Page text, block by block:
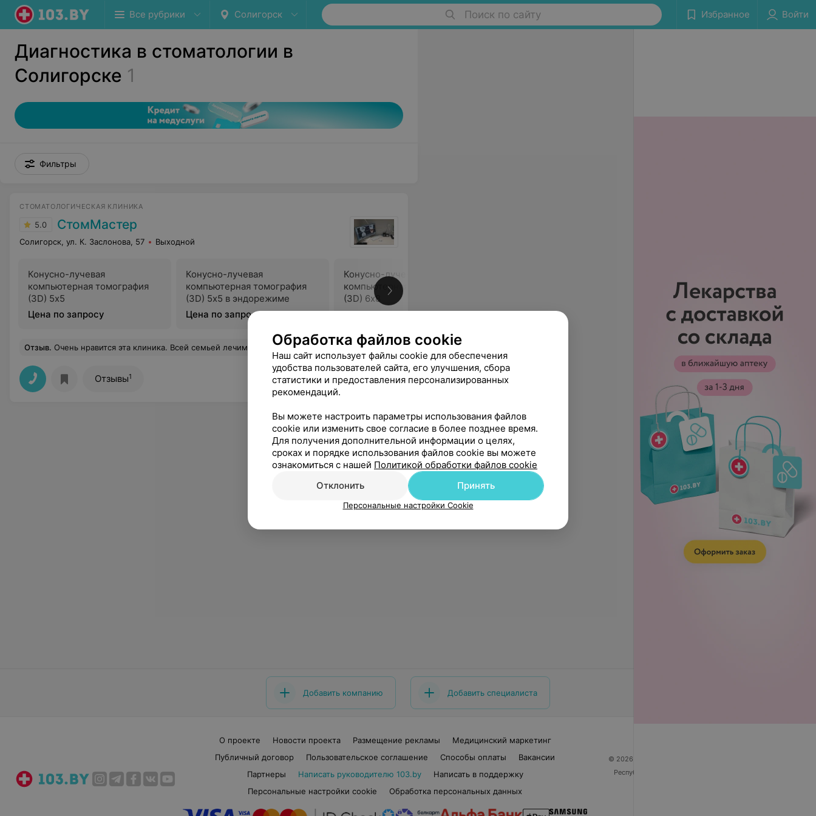
Все рубрики Солигорск Поиск по сайту Избранное Войти
Диагностика в стоматологии в
Солигорске 1
Фильтры
СТОМАТОЛОГИЧЕСКАЯ КЛИНИКА
5.0 СтомМастер
Солигорск, ул. К. Заслонова, 57 Выходной
Конусно-лучевая
компьютерная томография
(3D) 5х5
Цена по запросу
Конусно-лучевая
компьютерная томография
(3D) 5х5 в эндорежиме
Цена по запросу
Конусно-лучевая
компьютерная томография
(3D) 6х8
Цена по запросу
Цена по запросу
компьютерная томография
(3D) 8х8
Цена по запросу
Отзыв. Очень нравится эта клиника. Всей семьей лечим зубки только в ней. Весь персонал знает толк в своей работе. Всегда готовы выслушать и решить любую проблему. В сравнении с другими клиниками очень демократичные цены. Индивидуальный подход к каждому клиенту. Всем рекомендую. Еще
Отзывы1
Добавить компанию Добавить специалиста
О проекте Новости проекта Размещение рекламы
Медицинский маркетинг
Публичный договор
Пользовательское соглашение Способы оплаты
Вакансии
Партнеры
Написать руководителю 103.by
Написать в поддержку
Персональные настройки cookie
Обработка персональных данных
© 2026 ООО «Артокс Лаб», УНП 191700409
Республика Беларусь, г. Минск, улица Толбухина, 2,
Обработка файлов cookie
Наш сайт использует файлы cookie для обеспечения
удобства пользователей сайта, его улучшения, сбора
статистики и предоставления персонализированных
рекомендаций.
Вы можете настроить параметры использования файлов
cookie или изменить свое согласие в более позднее время.
Для получения дополнительной информации о целях,
сроках и порядке использования файлов cookie вы можете
ознакомиться с нашей Политикой обработки файлов cookie
Отклонить
Принять
Персональные настройки Cookie